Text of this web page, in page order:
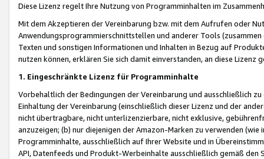
Diese Lizenz regelt Ihre Nutzung von Programminhalten im
Mit dem Akzeptieren der Vereinbarung bzw. mit dem Aufrufen oder
Anwendungsprogrammierschnittstellen und anderer Tools (zusammen
Texten und sonstigen Informationen und Inhalten in Bezug auf
nutzen können, erklären Sie sich damit einverstanden, an diese Lizenz
1. Eingeschränkte Lizenz für Programminhalte
Vorbehaltlich der Bedingungen der Vereinbarung und ausschließlich
Einhaltung der Vereinbarung (einschließlich dieser Lizenz und der
nicht übertragbare, nicht unterlizenzierbare, nicht exklusive,
anzuzeigen; (b) nur diejenigen der Amazon-Marken zu verwenden
Programminhalte, ausschließlich auf Ihrer Website und in
API, Datenfeeds und Produkt-Werbeinhalte ausschließlich gemäß